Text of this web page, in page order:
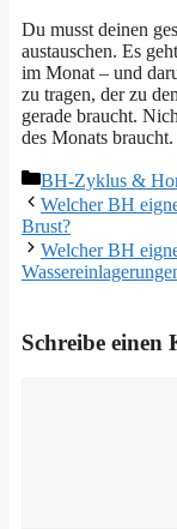
Du musst deinen
austauschen. Es
im Monat – und
zu tragen, der zu
gerade braucht.
des Monats braucht.
Kategorien
BH-Zyklus &
Welcher BH
Brust?
Welcher BH
Schreibe einen